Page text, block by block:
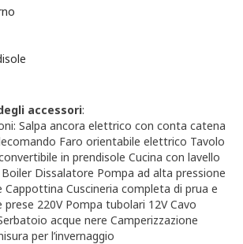
accessori:
Salpa ancora elettrico con conta catena
Faro orientabile elettrico Tavolo
in prendisole Cucina con lavello
Dissalatore Pompa ad alta pressione
Cuscineria completa di prua e
220V Pompa tubolari 12V Cavo
acque nere Camperizzazione
per l’invernaggio